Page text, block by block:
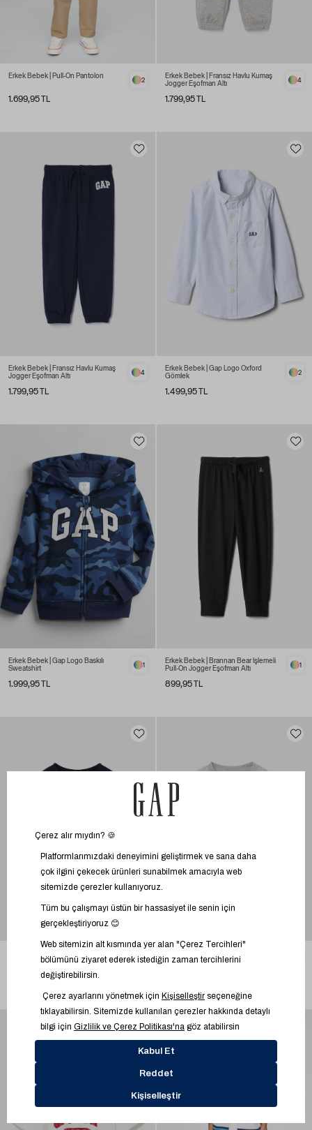
Erkek Bebek | Pull-On Pantolon
1.699,95 TL
2
Erkek Bebek | Fransız Havlu Kumaş
Jogger Eşofman Altı
1.799,95 TL
4
Erkek Bebek | Fransız Havlu Kumaş
Jogger Eşofman Altı
1.799,95 TL
4
Erkek Bebek | Gap Logo Oxford
Gömlek
1.499,95 TL
2
Erkek Bebek | Gap Logo Baskılı
Sweatshirt
1.999,95 TL
1
Erkek Bebek | Brannan Bear İşlemeli
Pull-On Jogger Eşofman Altı
899,95 TL
1
Gap Logo T-Shirt
1.799,95 TL
3
Gap Logo T-Shirt